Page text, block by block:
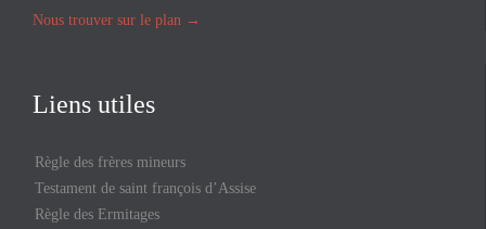
Nous trouver sur le plan →
Liens utiles
Règle des frères mineurs
Testament de saint françois d’Assise
Règle des Ermitages